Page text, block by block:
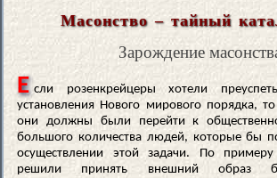
Масонство – тайный
Зарождение
Если розенкрейцеры хотели
установления Нового мирового порядка,
они должны были перейти к
большого количества людей, которые бы
осуществлении этой задачи. По
решили принять внешний образ